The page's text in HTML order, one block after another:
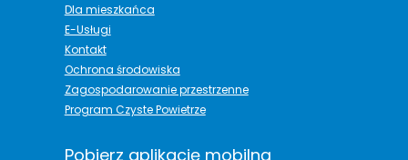
Dla mieszkańca
E-Usługi
Kontakt
Ochrona środowiska
Zagospodarowanie przestrzenne
Program Czyste Powietrze
Pobierz aplikację mobilną